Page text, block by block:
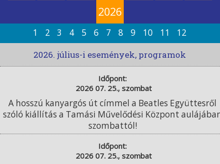
2026
1 2 3 4 5 6 7 8 9 10 11
12
2026. július-i események, programok
Időpont:
2026 07. 25., szombat
A hosszú kanyargós út címmel a Beatles Együttesről
szóló kiállítás a Tamási Művelődési Központ
szombattól!
Időpont:
2026 07. 25., szombat